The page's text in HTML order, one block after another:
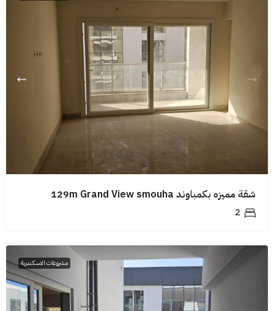
شقة مميزه بكمباوند 129m Grand View smouha
2
مشروعات الاسكندرية